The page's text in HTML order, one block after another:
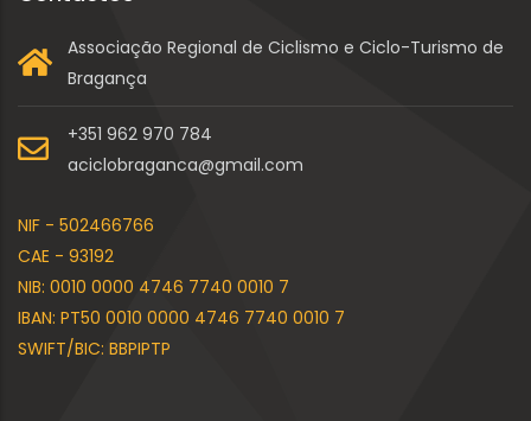
Associação Regional de Ciclismo e Ciclo-Turismo de
Bragança
+351 962 970 784
aciclobraganca@gmail.com
NIF - 502466766
CAE - 93192
NIB: 0010 0000 4746 7740 0010 7
IBAN: PT50 0010 0000 4746 7740 0010 7
SWIFT/BIC: BBPIPTP